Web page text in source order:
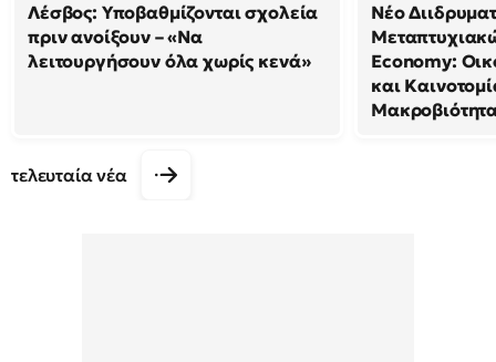
Λέσβος: Υποβαθμίζονται σχολεία
πριν ανοίξουν – «Να
λειτουργήσουν όλα χωρίς κενά»
Νέο
Economy:
και
τελευταία νέα